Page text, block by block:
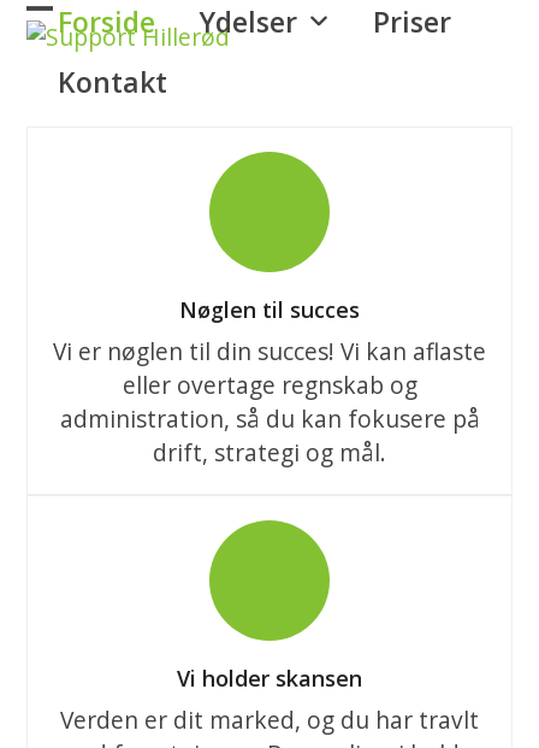
Skip
content
Forside Ydelser
Priser
Kontakt
Open
mobile
Close
mobile
Nøglen til succes
Vi er nøglen til din succes! Vi kan aflaste
eller overtage regnskab og
administration, så du kan fokusere på
drift, strategi og mål.
Vi holder skansen
Verden er dit marked, og du har travlt